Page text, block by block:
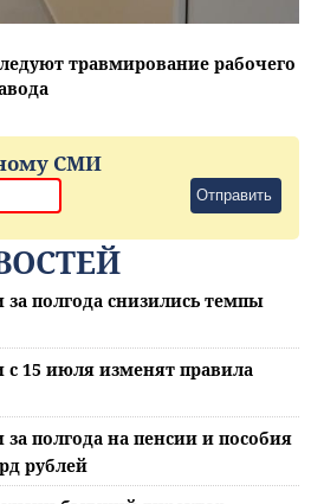
травмирование рабочего
СМИ
Отправить
за полгода снизились темпы
с 15 июля изменят правила
за полгода на пенсии и пособия
рублей